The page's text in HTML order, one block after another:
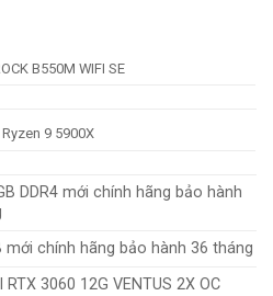
B550M WIFI SE
Ryzen 9 5900X
DDR4 mới chính hãng bảo hành
mới chính hãng bảo hành 36 tháng
RTX 3060 12G VENTUS 2X OC